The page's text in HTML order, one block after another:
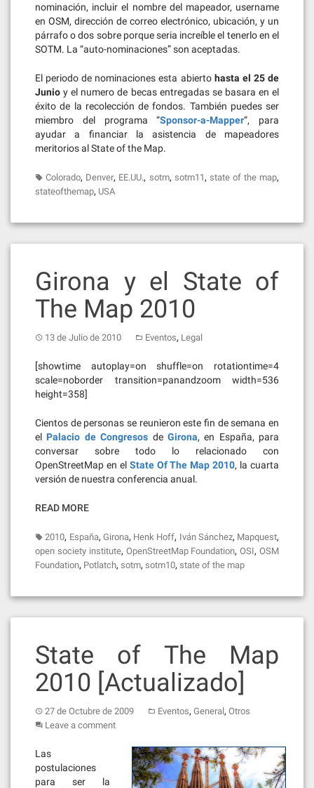
nominación, incluir el nombre del mapeador, username
en OSM, dirección de correo electrónico, ubicación, y un
párrafo o dos sobre porque seria increíble el tenerlo en el
SOTM. La “auto-nominaciones” son aceptadas.
El periodo de nominaciones esta abierto hasta el 25 de
Junio y el numero de becas entregadas se basara en el
éxito de la recolección de fondos. También puedes ser
miembro del programa “Sponsor-a-Mapper“, para
ayudar a financiar la asistencia de mapeadores
meritorios al State of the Map.
Colorado, Denver, EE.UU., sotm, sotm11 , state of the map,
stateofthemap, USA
Girona y el State of
The Map 2010
13 de Julio de 2010 Eventos, Legal
[showtime autoplay=on shuffle=on rotationtime=4
scale=noborder transition=panandzoom width=536
height=358]
Cientos de personas se reunieron este fin de semana en
el Palacio de Congresos de Girona, en España, para
conversar sobre todo lo relacionado con
OpenStreetMap en el State Of The Map 2010, la cuarta
versión de nuestra conferencia anual.
READ MORE
2010, España, Girona, Henk Hoff, Iván Sánchez, Mapquest,
open society institute, OpenStreetMap Foundation,OSI,OSM
Foundation, Potlatch, sotm, sotm10, state of the map
State of The Map
2010 [Actualizado]
27 de Octubre de 2009 Eventos, General, Otros
Leave a comment
Las
postulaciones
para ser la